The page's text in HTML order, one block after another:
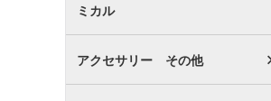
ミカル
アクセサリー その他